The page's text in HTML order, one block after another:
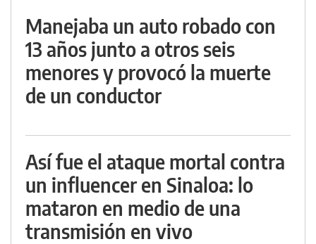
Manejaba un auto robado con
13 años junto a otros seis
menores y provocó la muerte
de un conductor
Así fue el ataque mortal contra
un influencer en Sinaloa: lo
mataron en medio de una
transmisión en vivo